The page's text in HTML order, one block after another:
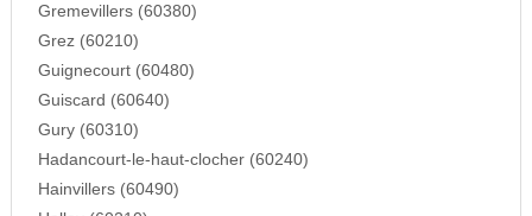
Gremevillers (60380)
Grez (60210)
Guignecourt (60480)
Guiscard (60640)
Gury (60310)
Hadancourt-le-haut-clocher (60240)
Hainvillers (60490)